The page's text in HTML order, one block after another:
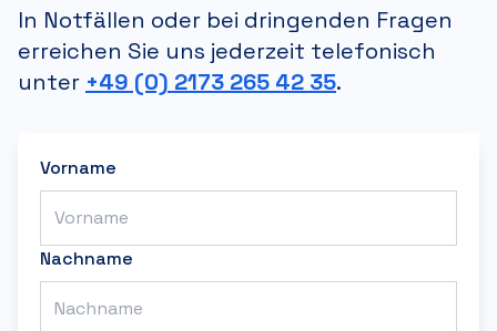
In Notfällen oder bei dringenden Fragen
erreichen Sie uns jederzeit telefonisch
unter +49 (0) 2173 265 42 35.
Vorname
Nachname